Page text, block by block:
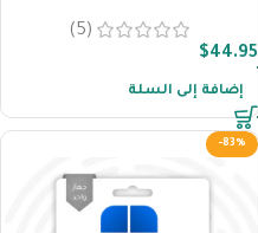
(5)
$44.95
إضافة إلى السلة
-83%